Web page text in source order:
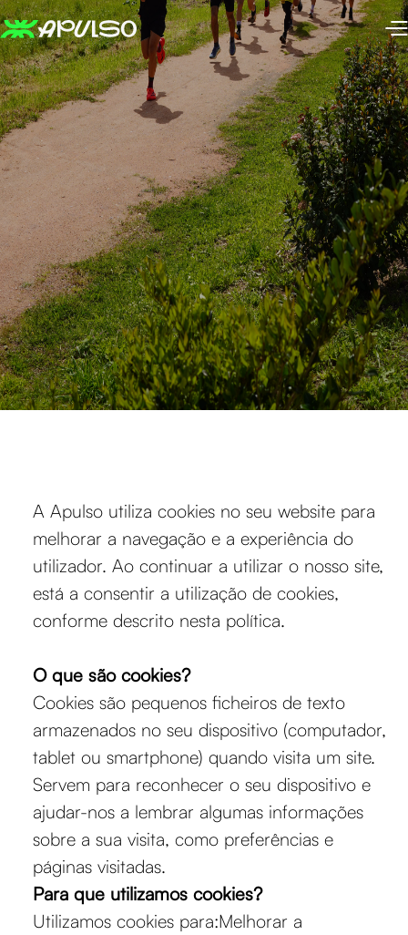
A Apulso utiliza cookies no seu website para
melhorar a navegação e a experiência do
utilizador. Ao continuar a utilizar o nosso site,
está a consentir a utilização de cookies,
conforme descrito nesta política.
O que são cookies?
Cookies são pequenos ficheiros de texto
armazenados no seu dispositivo (computador,
tablet ou smartphone) quando visita um site.
Servem para reconhecer o seu dispositivo e
ajudar-nos a lembrar algumas informações
sobre a sua visita, como preferências e
páginas visitadas.
Para que utilizamos cookies?
Utilizamos cookies para:Melhorar a